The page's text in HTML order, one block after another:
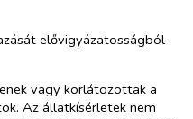
elővigyázatosságból
vagy korlátozottak a
Az állatkísérletek nem